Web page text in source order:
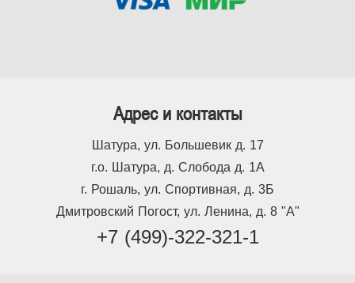
Адрес и контакты
Шатура, ул. Большевик д. 17
г.о. Шатура, д. Слобода д. 1А
г. Рошаль, ул. Спортивная, д. 3Б
Дмитровский Погост, ул. Ленина, д. 8 "А"
+7 (499)-322-321-1